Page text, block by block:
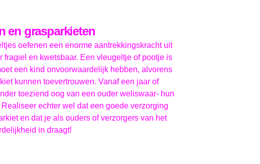
en grasparkieten
oefenen een enorme aantrekkingskracht uit
fragiel en kwetsbaar. Een vleugeltje of pootje is
een kind onvoorwaardelijk hebben, alvorens
kunnen toevertrouwen. Vanaf een jaar of
toeziend oog van een ouder weliswaar- hun
echter wel dat een goede verzorging
en dat je als ouders of verzorgers van het
in draagt!